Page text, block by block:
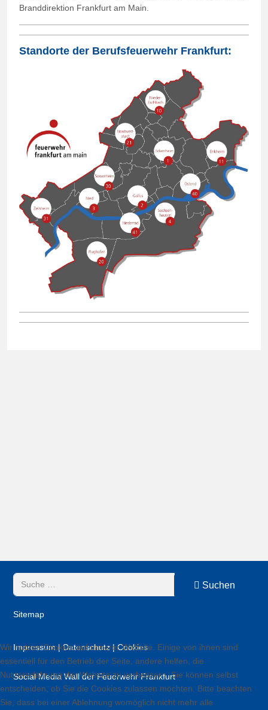
Branddirektion Frankfurt am Main.
Standorte der Berufsfeuerwehr Frankfurt:
Suchen
Suchen
Sitemap
Impressum | Datenschutz | Cookies
Social Media Wall der Feuerwehr Frankfurt
Wir nutzen Cookies auf unserer Website. Einige von ihnen sind
essentiell für den Betrieb der Seite, andere helfen, die
Nutzererfahrung der Website zu verbessern. Sie können selbst
entscheiden, ob Sie die Cookies zulassen möchten. Bitte beachten
Sie, dass bei einer Ablehnung womöglich nicht mehr alle